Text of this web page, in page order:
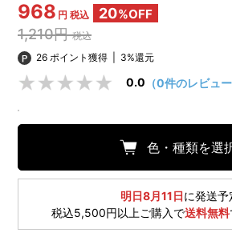
968 円 税込 20%OFF
1,210円税込
26 ポイント獲得
3%還元
0.0 （0件のレビュー
色・種類を選
明日8月11日に発送予
税込5,500円以上ご購入で送料無料